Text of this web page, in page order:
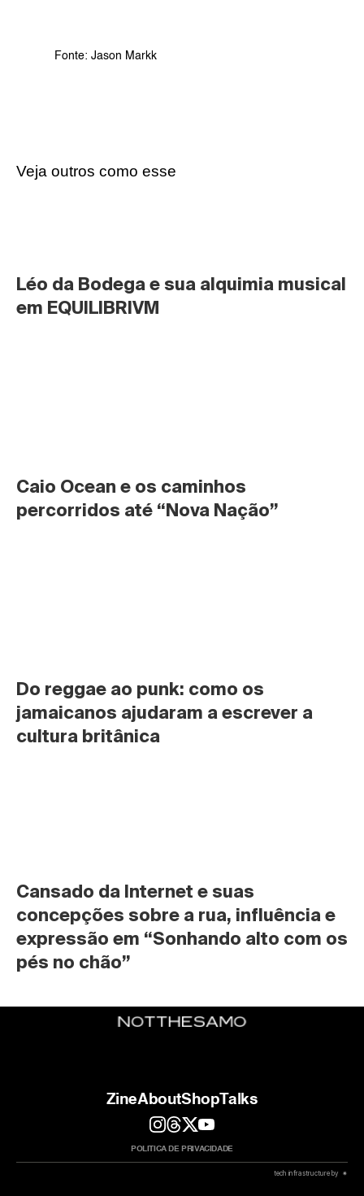
Fonte: Jason Markk
Veja outros como esse
Léo da Bodega e sua alquimia musical
em EQUILIBRIVM
Caio Ocean e os caminhos
percorridos até “Nova Nação”
Do reggae ao punk: como os
jamaicanos ajudaram a escrever a
cultura britânica
Cansado da Internet e suas
concepções sobre a rua, influência e
expressão em “Sonhando alto com os
pés no chão”
ZineAboutShopTalks
tech infrastructure by  ✷
POLITICA DE PRIVACIDADE